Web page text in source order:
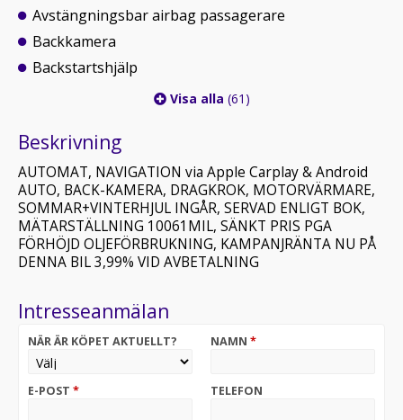
Avstängningsbar airbag passagerare
Backkamera
Backstartshjälp
Visa alla (61)
Beskrivning
AUTOMAT, NAVIGATION via Apple Carplay & Android
AUTO, BACK-KAMERA, DRAGKROK, MOTORVÄRMARE,
SOMMAR+VINTERHJUL INGÅR, SERVAD ENLIGT BOK,
MÄTARSTÄLLNING 10061MIL, SÄNKT PRIS PGA
FÖRHÖJD OLJEFÖRBRUKNING, KAMPANJRÄNTA NU PÅ
DENNA BIL 3,99% VID AVBETALNING
Intresseanmälan
NÄR ÄR KÖPET AKTUELLT? NAMN *
E-POST * TELEFON